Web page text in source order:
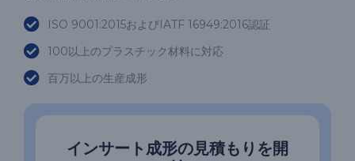
ISO 9001:2015およびIATF 16949:2016認証
100以上のプラスチック材料に対応
百万以上の生産成形
インサート成形の見積もりを開